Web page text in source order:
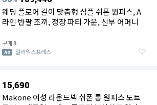
웨딩 플로어 길이 맞춤형 심플 쉬폰 원피스, A
라인 반팔 조끼, 정장 파티 가운, 신부 어머니
구매8
알리익스프레스
15,690
Makone 여성 라운드넥 쉬폰 롱 원피스 도트